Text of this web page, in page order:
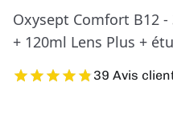
Oxysept Comfort B12
+ 120ml Lens Plus +
39 Avis